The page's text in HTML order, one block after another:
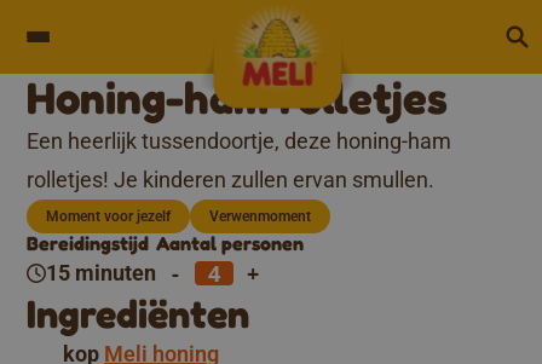
Honing-ham rolletjes
Een heerlijk tussendoortje, deze honing-ham
rolletjes! Je kinderen zullen ervan smullen.
Moment voor jezelf Verwenmoment
Bereidingstijd
15 minuten
Aantal personen
- +
Ingrediënten
kop Meli honing